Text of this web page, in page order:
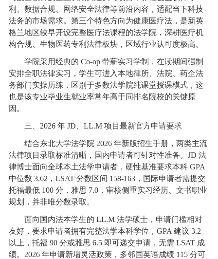
利、数据合规、网络安全法律等前沿内容，适配当下科技
法务的市场需求。第三个特色方向为健康医疗法，是新英
格兰地区较早开设完整医疗法课程的法学院，深耕医疗机
构合规、生物医药专利法律板块，区域行业认可度极高。
学院采用经典的 Co-op 带薪实习学制，在读期间强制
安排全职法律实习，学生可进入本地律所、法院、药企法
务部门实操历练，区别于多数法学院纯课堂授课模式，这
也是该专业毕业生就业率常年高于同排名院校的关键原
因。
三、2026 年 JD、LL.M 项目最新官方申请要求
结合东北大学法学院 2026 年新版招生手册，两类主流
法律项目录取标准清晰，国内申请者可针对性准备。JD 法
律博士面向全球本土法学申请者，硬性基准要求本科 GPA
中位数 3.62，LSAT 分数区间 158-163，国际申请者需提交
托福最低 100 分，雅思 7.0，审核侧重实习经历、文书职业
规划，并非唯分数录取。
面向国内法本学生的 LL.M 法学硕士，申请门槛相对
友好，要求申请者拥有完整法学本科学位，GPA 建议 3.2
以上，托福 90 分或雅思 6.5 即可递交申请，无需 LSAT 成
绩。2026 年申请新增灵活政策，多邻国英语成绩 115 分可